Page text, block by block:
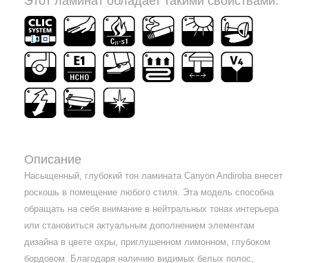
Этот ламинат обладает такими свойствами:
Описание
Насыщенный, глубокий тон ламината Canyon Andiroba внесет
роскошь в помещение любого стиля. Эта модель способна
обращать на себя внимание в нейтральных тонах интерьера
или становиться актуальным дополнением элементам
дизайна в цвете охры, приглушенном лимонном, глубоком